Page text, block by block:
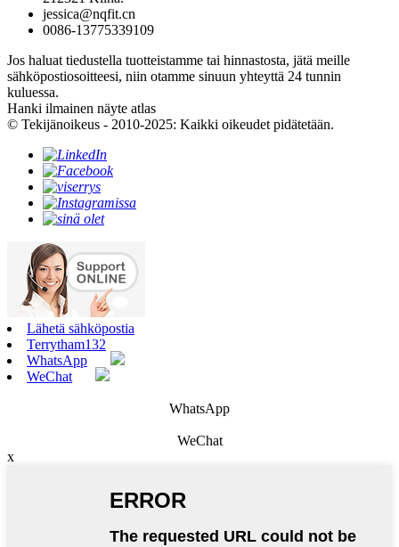
jessica@nqfit.cn
0086-13775339109
Jos haluat tiedustella tuotteistamme tai hinnastosta, jätä meille
sähköpostiosoitteesi, niin otamme sinuun yhteyttä 24 tunnin
kuluessa.
Hanki ilmainen näyte atlas
© Tekijänoikeus - 2010-2025: Kaikki oikeudet pidätetään.
Lähetä sähköpostia
Terrytham132
WhatsApp
WeChat
WhatsApp
WeChat
x